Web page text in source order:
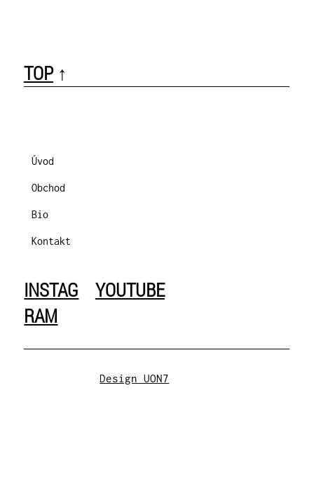
INSTAG
RAM
YOUTUBE
Úvod
Obchod
Bio
Kontakt
TOP↑
Design UON7